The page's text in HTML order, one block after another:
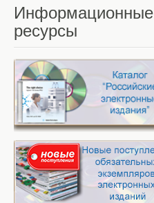
Информационные
ресурсы